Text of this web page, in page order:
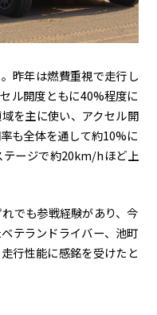
昨年は燃費重視で走行し
ル開度ともに40%程度に
を主に使い、アクセル開
も全体を通して約10%に
テージで約20km/hほど上
でも参戦経験があり、今
テランドライバー、池町
行性能に感銘を受けたと